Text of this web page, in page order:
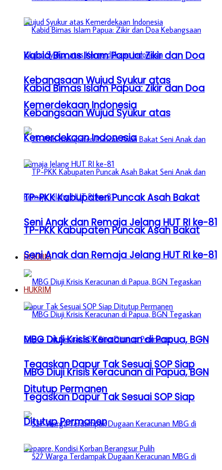
Kabid Bimas Islam Papua: Zikir dan Doa
Kebangsaan Wujud Syukur atas
Kemerdekaan Indonesia
TP-PKK Kabupaten Puncak Asah Bakat
Seni Anak dan Remaja Jelang HUT RI ke-81
HUKRIM
MBG Diuji Krisis Keracunan di Papua, BGN
Tegaskan Dapur Tak Sesuai SOP Siap
Ditutup Permanen
Kabid Bimas Islam Papua: Zikir dan Doa
Kebangsaan Wujud Syukur atas
Kemerdekaan Indonesia
TP-PKK Kabupaten Puncak Asah Bakat
Seni Anak dan Remaja Jelang HUT RI ke-81
HUKRIM
MBG Diuji Krisis Keracunan di Papua, BGN
Tegaskan Dapur Tak Sesuai SOP Siap
Ditutup Permanen